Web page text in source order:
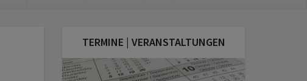
TERMINE | VERANSTALTUNGEN